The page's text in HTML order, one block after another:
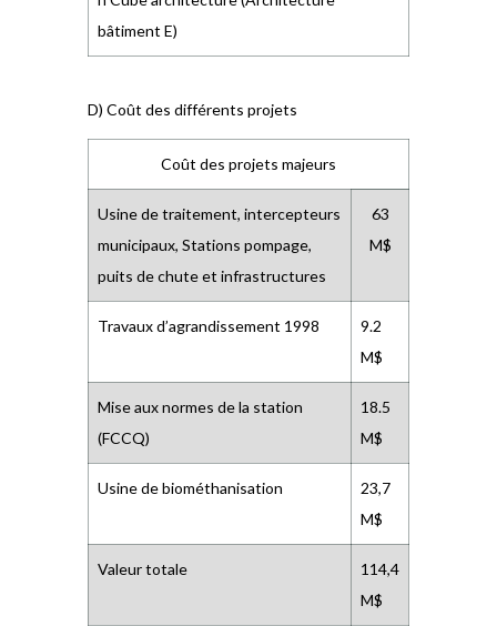
bâtiment E)
D) Coût des différents projets
Coût des projets majeurs
Usine de traitement, intercepteurs
municipaux, Stations pompage,
puits de chute et infrastructures
63
M$
Travaux d’agrandissement 1998
9.2
M$
Mise aux normes de la station
(FCCQ)
18.5
M$
Usine de biométhanisation
23,7
M$
Valeur totale
114,4
M$